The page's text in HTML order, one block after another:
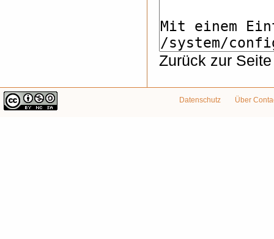
Zurück zur
Datenschutz Über